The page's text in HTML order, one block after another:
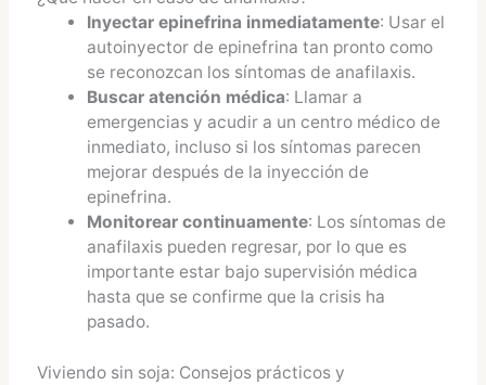
Inyectar epinefrina inmediatamente: Usar el
autoinyector de epinefrina tan pronto como
se reconozcan los síntomas de anafilaxis.
Buscar atención médica: Llamar a
emergencias y acudir a un centro médico de
inmediato, incluso si los síntomas parecen
mejorar después de la inyección de
epinefrina.
Monitorear continuamente: Los síntomas de
anafilaxis pueden regresar, por lo que es
importante estar bajo supervisión médica
hasta que se confirme que la crisis ha
pasado.
Viviendo sin soja: Consejos prácticos y